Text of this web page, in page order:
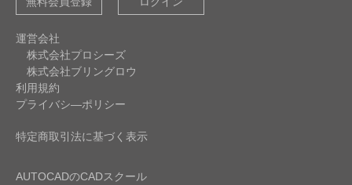
運営会社
株式会社プロシーズ
株式会社ブリングロウ
利用規約
プライバシ―ポリシー
特定商取引法に基づく表示
AUTOCADのCADスクール